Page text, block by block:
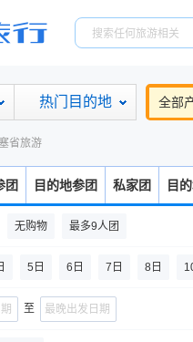
热门目的地 全部
省旅游
团 目的地参团 私家团 目
无购物 最多9人团
5日 6日 7日 8日
至